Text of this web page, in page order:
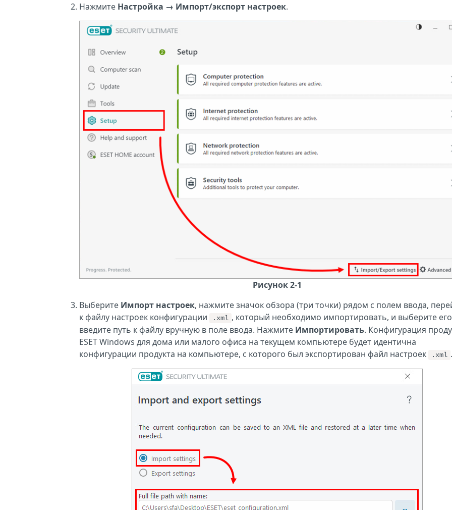
Нажмите Настройка → Импорт/экспорт настроек.
Рисунок 2-1
Выберите Импорт настроек, нажмите значок обзора (три точки) рядом с полем ввода,
к файлу настроек конфигурации
.xml , который необходимо импортировать, и выберите
введите путь к файлу вручную в поле ввода. Нажмите Импортировать. Конфигурация
ESET Windows для дома или малого офиса на текущем компьютере будет идентична
конфигурации продукта на компьютере, с которого был экспортирован файл настроек
.xml .